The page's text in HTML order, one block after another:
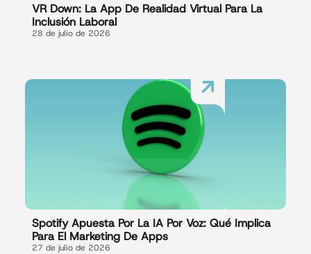
VR Down: La App De Realidad Virtual Para La
Inclusión Laboral
28 de julio de 2026
Spotify Apuesta Por La IA Por Voz: Qué Implica
Para El Marketing De Apps
27 de julio de 2026